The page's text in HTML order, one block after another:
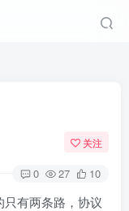
关注
0 27 10
有两条路，协议